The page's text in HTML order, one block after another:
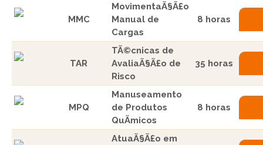
MMC
MovimentaÃ§Ã£o
Manual de
Cargas
8 horas
TAR
TÃ©cnicas de
AvaliaÃ§Ã£o de
Risco
35 horas
MPQ
Manuseamento
de Produtos
QuÃ­micos
8 horas
AtuaÃ§Ã£o em